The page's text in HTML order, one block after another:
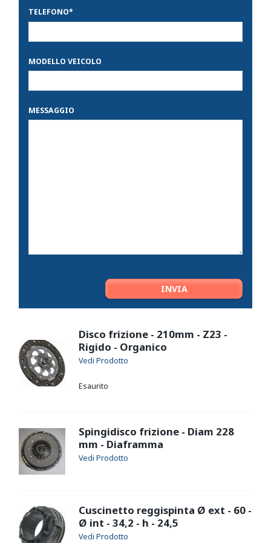
TELEFONO*
MODELLO VEICOLO
MESSAGGIO
Disco frizione - 210mm - Z23 -
Rigido - Organico
Esaurito
Spingidisco frizione - Diam 228
mm - Diaframma
Cuscinetto reggispinta Ø ext - 60 -
Ø int - 34,2 - h - 24,5